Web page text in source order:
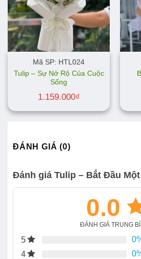
Mã SP: HTL024
Tulip – Sự Nở Rộ Của Cuộc
Sống
1.159.000₫
ĐÁNH GIÁ (0)
Đánh giá Tulip – Bắt Đầu
0.0
ĐÁNH GIÁ TRUNG
5
4